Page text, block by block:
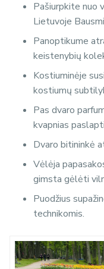
Pašiurpkite nuo
Lietuvoje
Panoptikume
keistenybių
Kostiuminėje
kostiumų
Pas dvaro
kvapnias
Dvaro bitininkė
Vėlėja
gimsta gėlėti
Puodžius
technikomis.